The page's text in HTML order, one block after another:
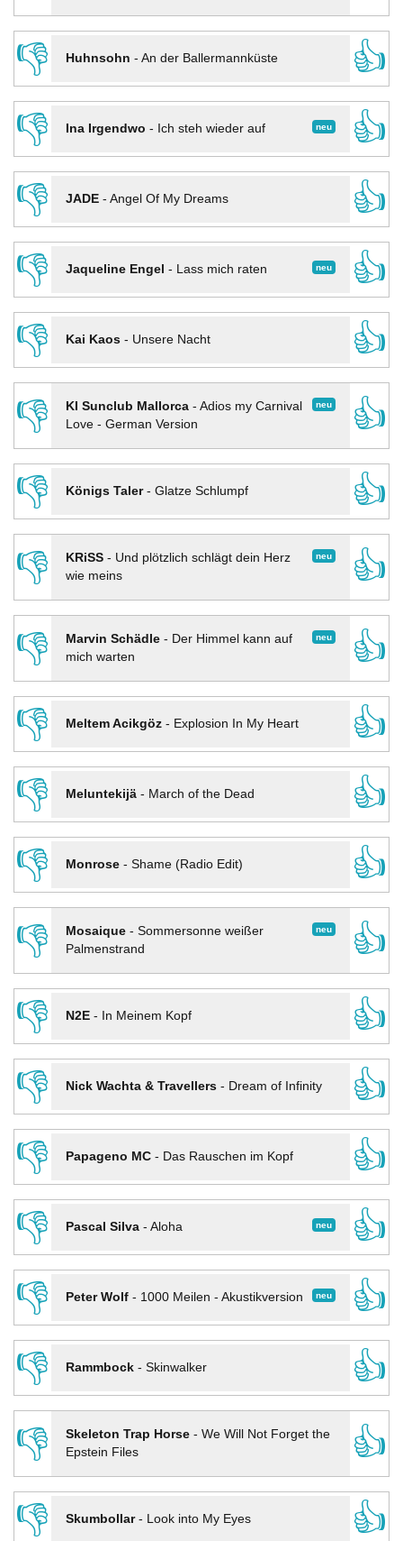
👎
Huhnsohn - An der Ballermannküste
👍
👎
neu
Ina Irgendwo - Ich steh wieder auf
👍
👎
JADE- Angel Of My Dreams
👍
👎
neu
Jaqueline Engel - Lass mich raten
👍
👎
Kai Kaos- Unsere Nacht
👍
👎
neu
KI Sunclub Mallorca- Adios my Carnival
Love - German Version
👍
👎
Königs Taler- Glatze Schlumpf
👍
👎
neu
KRiSS- Und plötzlich schlägt dein Herz
wie meins
👍
👎 neu
Marvin Schädle- Der Himmel kann auf
mich warten
👍
👎
Meltem Acikgöz- Explosion In My Heart
👍
👎
Meluntekijä- March of the Dead
👍
👎
Monrose- Shame (Radio Edit)
👍
👎
neu
Mosaique- Sommersonne weißer
Palmenstrand
👍
👎
N2E- In Meinem Kopf
👍
👎
Nick Wachta & Travellers- Dream of Infinity
👍
👎
Papageno MC- Das Rauschen im Kopf
👍
👎
neu
Pascal Silva- Aloha
👍
👎
neu
Peter Wolf- 1000 Meilen - Akustikversion
👍
👎
Rammbock- Skinwalker
👍
👎
Skeleton Trap Horse- We Will Not Forget the
Epstein Files
👍
👎
Skumbollar- Look into My Eyes
👍